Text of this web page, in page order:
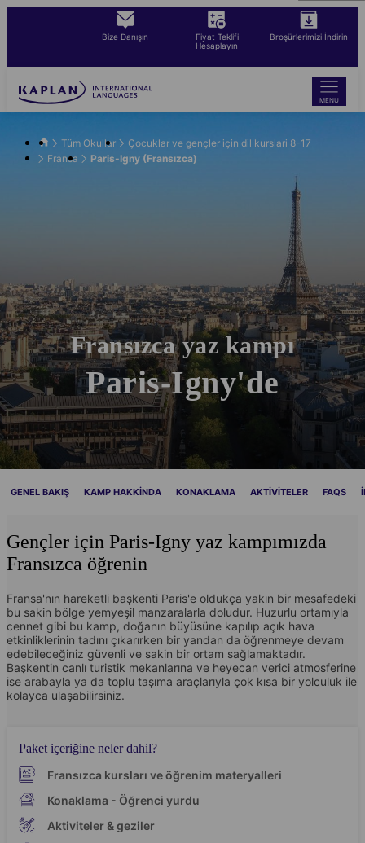
content
Bize Danışın
Fiyat Teklifi
Hesaplayın
Broşürlerimizi İndirin
MENU
Tüm Okullar
Çocuklar ve gençler için dil kurslari 8-17
Fransa
Paris-Igny (Fransızca)
Fransızca yaz kampı
Paris-Igny'de
GENEL BAKIŞ KAMP HAKKINDA KONAKLAMA AKTIVITELER FAQS
Gençler için Paris-Igny yaz kampımızda
Fransızca öğrenin
Fransa'nın hareketli başkenti Paris'e oldukça yakın bir mesafedeki
bu sakin bölge yemyeşil manzaralarla doludur. Huzurlu ortamıyla
cennet gibi bu kamp, doğanın büyüsüne kapılıp açık hava
etkinliklerinin tadını çıkarırken bir yandan da öğrenmeye devam
edebileceğiniz güvenli ve sakin bir ortam sağlamaktadır.
Başkentin canlı turistik mekanlarına ve heyecan verici atmosferine
ise arabayla ya da toplu taşıma araçlarıyla çok kısa bir yolculuk ile
kolayca ulaşabilirsiniz.
Paket içeriğine neler dahil?
Fransızca kursları ve öğrenim materyalleri
Konaklama - Öğrenci yurdu
Aktiviteler & geziler